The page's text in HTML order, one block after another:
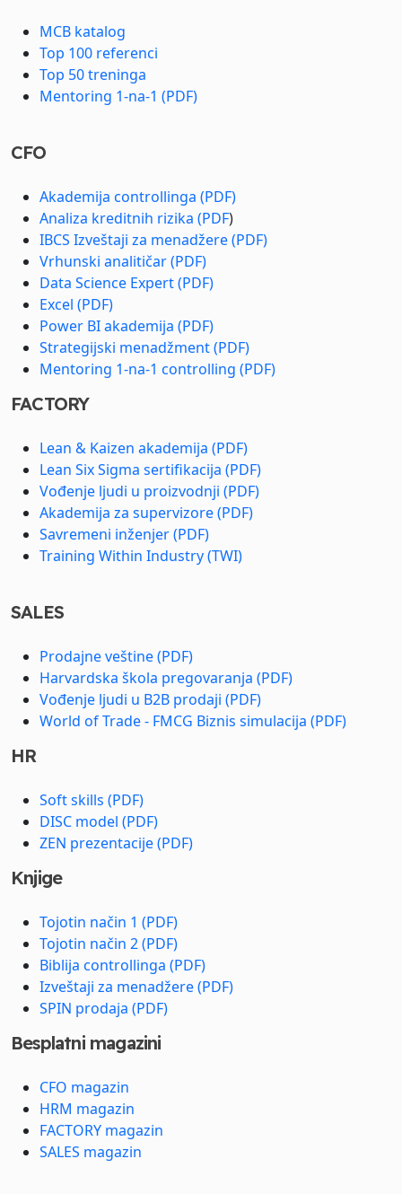
MCB katalog
Top 100 referenci
Top 50 treninga
Mentoring 1-na-1 (PDF)
CFO
Akademija controllinga (PDF)
Analiza kreditnih rizika (PDF)
IBCS Izveštaji za menadžere (PDF)
Vrhunski analitičar (PDF)
Data Science Expert (PDF)
Excel (PDF)
Power BI akademija (PDF)
Strategijski menadžment (PDF)
Mentoring 1-na-1 controlling (PDF)
FACTORY
Lean & Kaizen akademija (PDF)
Lean Six Sigma sertifikacija (PDF)
Vođenje ljudi u proizvodnji (PDF)
Akademija za supervizore (PDF)
Savremeni inženjer (PDF)
Training Within Industry (TWI)
SALES
Prodajne veštine (PDF)
Harvardska škola pregovaranja (PDF)
Vođenje ljudi u B2B prodaji (PDF)
World of Trade - FMCG Biznis simulacija (PDF)
HR
Soft skills (PDF)
DISC model (PDF)
ZEN prezentacije (PDF)
Knjige
Tojotin način 1 (PDF)
Tojotin način 2 (PDF)
Biblija controllinga (PDF)
Izveštaji za menadžere (PDF)
SPIN prodaja (PDF)
Besplatni magazini
CFO magazin
HRM magazin
FACTORY magazin
SALES magazin